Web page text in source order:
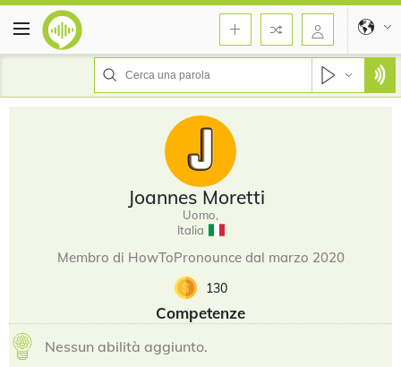
Joannes Moretti
Uomo,
Italia
Membro di HowToPronounce dal marzo 2020
130
Competenze
Nessun abilità aggiunto.